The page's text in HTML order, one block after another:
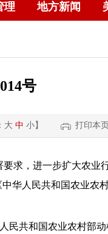
理 地方新闻
号
大 中 小】 打印本页
要求，进一步扩大农业
华人民共和国农业农
民共和国农业农村部